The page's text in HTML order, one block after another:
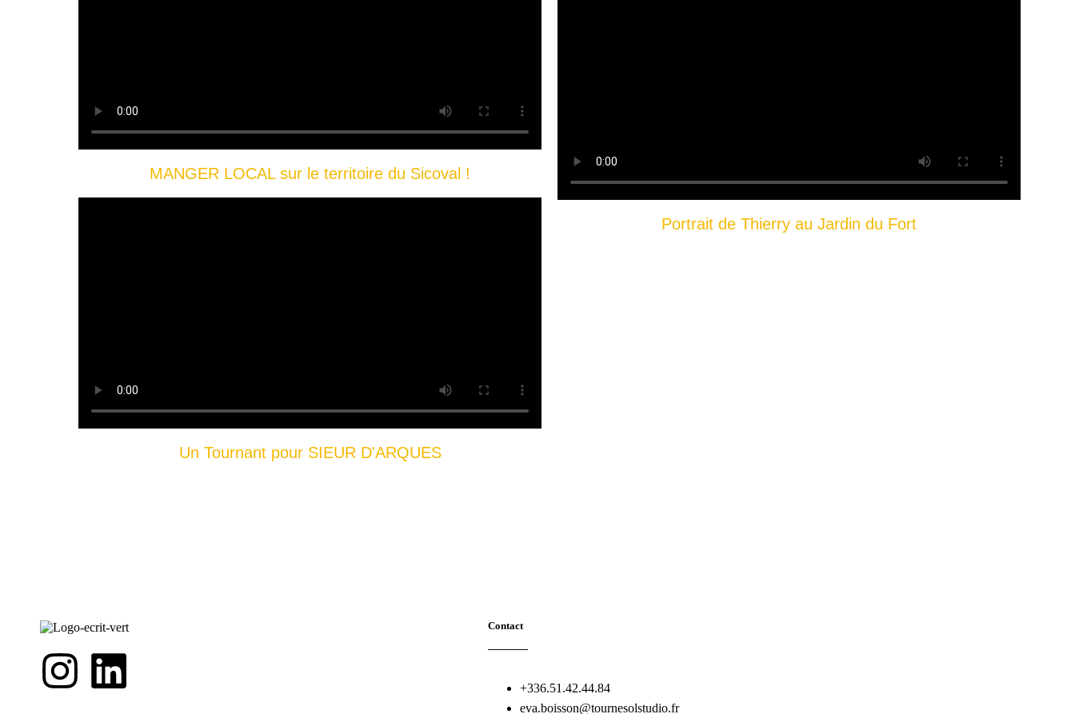
MANGER LOCAL sur le territoire du Sicoval !
Un Tournant pour SIEUR D'ARQUES
Portrait de Thierry au Jardin du Fort
Contact
+336.51.42.44.84
eva.boisson@tournesolstudio.fr